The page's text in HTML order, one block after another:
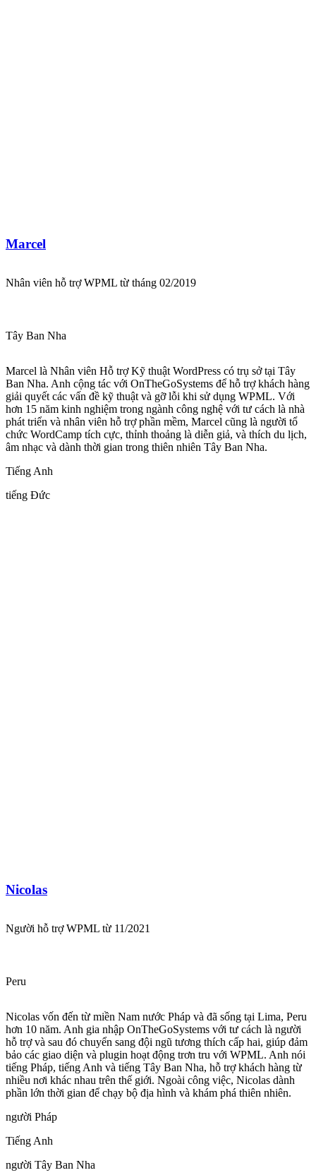
Marcel
Nhân viên hỗ trợ WPML từ tháng 02/2019
Tây Ban Nha
Marcel là Nhân viên Hỗ trợ Kỹ thuật WordPress có trụ sở tại Tây
Ban Nha. Anh cộng tác với OnTheGoSystems để hỗ trợ khách hàng
giải quyết các vấn đề kỹ thuật và gỡ lỗi khi sử dụng WPML. Với
hơn 15 năm kinh nghiệm trong ngành công nghệ với tư cách là nhà
phát triển và nhân viên hỗ trợ phần mềm, Marcel cũng là người tổ
chức WordCamp tích cực, thỉnh thoảng là diễn giả, và thích du lịch,
âm nhạc và dành thời gian trong thiên nhiên Tây Ban Nha.
Tiếng Anh
tiếng Đức
Nicolas
Người hỗ trợ WPML từ 11/2021
Peru
Nicolas vốn đến từ miền Nam nước Pháp và đã sống tại Lima, Peru
hơn 10 năm. Anh gia nhập OnTheGoSystems với tư cách là người
hỗ trợ và sau đó chuyển sang đội ngũ tương thích cấp hai, giúp đảm
bảo các giao diện và plugin hoạt động trơn tru với WPML. Anh nói
tiếng Pháp, tiếng Anh và tiếng Tây Ban Nha, hỗ trợ khách hàng từ
nhiều nơi khác nhau trên thế giới. Ngoài công việc, Nicolas dành
phần lớn thời gian để chạy bộ địa hình và khám phá thiên nhiên.
người Pháp
Tiếng Anh
người Tây Ban Nha